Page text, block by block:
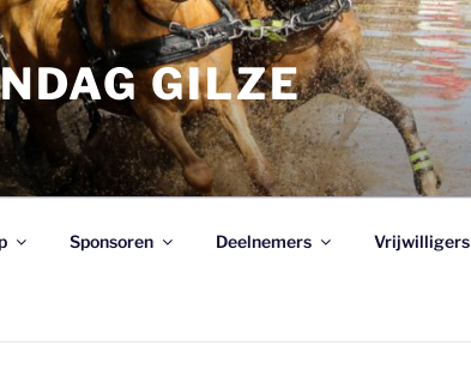
GILZE
Sponsoren Deelnemers Vrijwilligers